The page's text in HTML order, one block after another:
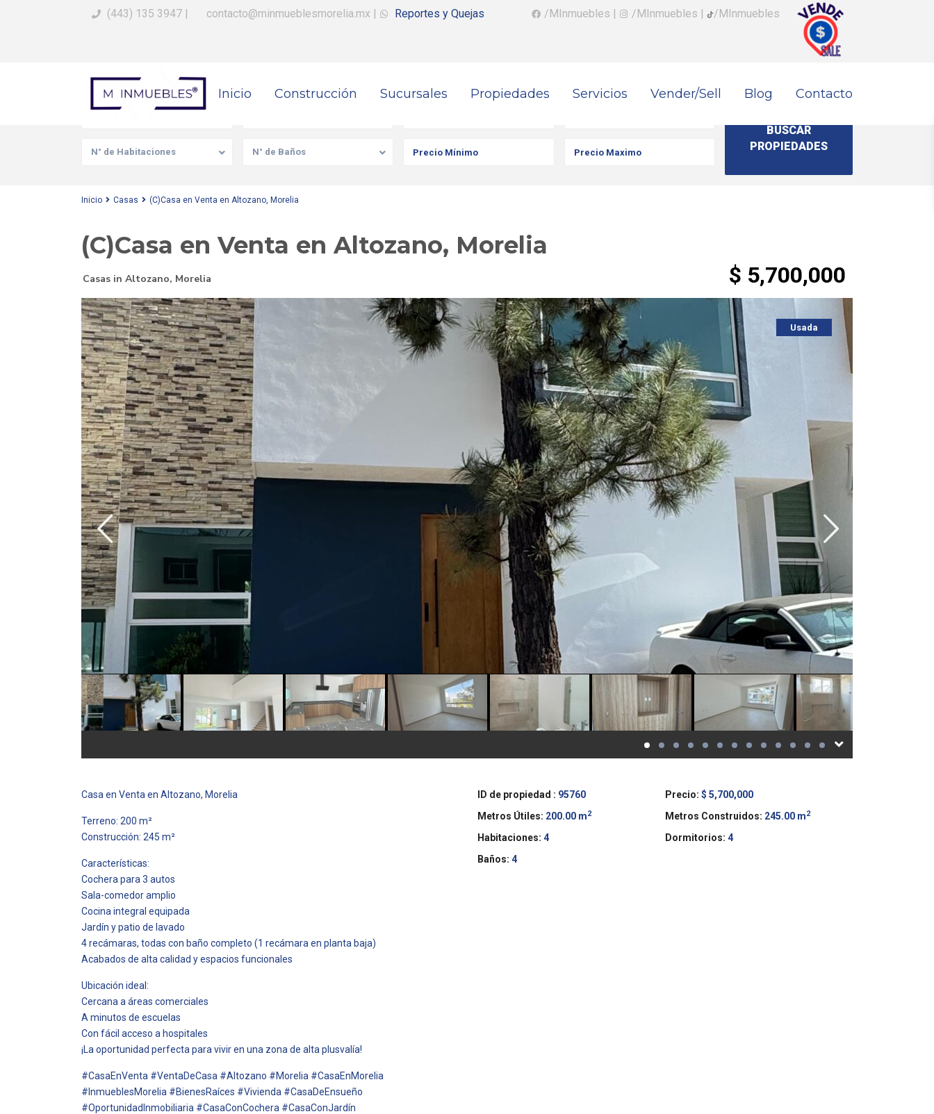
(443) 135 3947 | contacto@minmueblesmorelia.mx | Reportes y Quejas /MInmuebles | /MInmuebles | /MInmuebles
Inicio Construcción Sucursales Propiedades Servicios Vender/Sell Blog Contacto
Busca Tu Propiedad
N° de Habitaciones N° de Baños
Inicio Casas (C)Casa en Venta en Altozano, Morelia
(C)Casa en Venta en Altozano, Morelia
Casas in Altozano, Morelia $ 5,700,000
Usada
Casa en Venta en Altozano, Morelia
Terreno: 200 m²
Construcción: 245 m²
Características:
Cochera para 3 autos
Sala-comedor amplio
Cocina integral equipada
Jardín y patio de lavado
4 recámaras, todas con baño completo (1 recámara en planta baja)
Acabados de alta calidad y espacios funcionales
Ubicación ideal:
Cercana a áreas comerciales
A minutos de escuelas
Con fácil acceso a hospitales
¡La oportunidad perfecta para vivir en una zona de alta plusvalía!
#CasaEnVenta #VentaDeCasa #Altozano #Morelia #CasaEnMorelia
#InmueblesMorelia #BienesRaíces #Vivienda #CasaDeEnsueño
#OportunidadInmobiliaria #CasaConCochera #CasaConJardín
ID de propiedad : 95760 Precio: $ 5,700,000
Metros Útiles: 200.00 m2 Metros Construidos: 245.00 m2
Habitaciones: 4 Dormitorios: 4
Baños: 4